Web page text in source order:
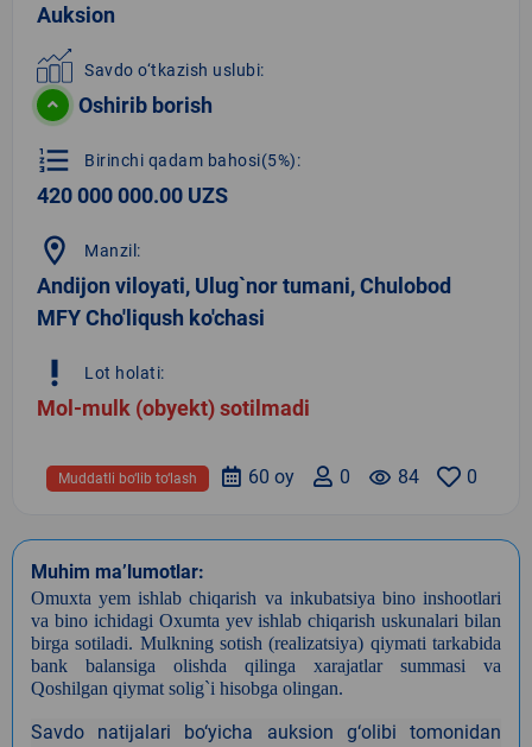
Auksion
Savdo o‘tkazish uslubi:
Oshirib borish
format_list_numbered Birinchi qadam bahosi(5%):
420 000 000.00 UZS
location_on Manzil:
Andijon viloyati, Ulug`nor tumani, Chulobod
MFY Cho'liqush ko'chasi
priority_high Lot holati:
Mol-mulk (obyekt) sotilmadi
0
remove_red_eye 84
0
60 oy
Muddatli bo‘lib to‘lash
Muhim ma’lumotlar:
Omuxta yem ishlab chiqarish va inkubatsiya bino inshootlari
va bino ichidagi Oxumta yev ishlab chiqarish uskunalari bilan
birga sotiladi. Mulkning sotish (realizatsiya) qiymati tarkabida
bank balansiga olishda qilinga xarajatlar summasi va
Qoshilgan qiymat solig`i hisobga olingan.
Savdo natijalari bo‘yicha auksion g‘olibi tomonidan